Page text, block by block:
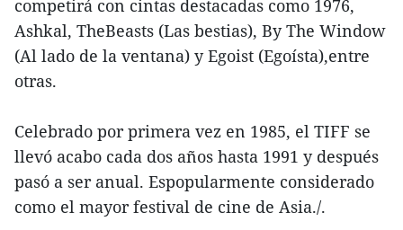
competirá con cintas destacadas como 1976,
Ashkal, TheBeasts (Las bestias), By The Window
(Al lado de la ventana) y Egoist (Egoísta),entre
otras.
Celebrado por primera vez en 1985, el TIFF se
llevó acabo cada dos años hasta 1991 y después
pasó a ser anual. Espopularmente considerado
como el mayor festival de cine de Asia./.